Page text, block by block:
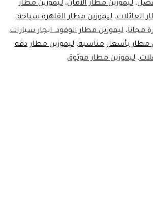
فقط
|
احجز
، ليموزين مطار الأمان، ليموزين مطار
العائلات، ليموزين مطار القاهرة سياحة،
مجانا، ليموزين مطار الوفود. ايجار سيارات
مطار بأسعار مناسبة،ليموزين مطار دقه
، ليموزين مطار موثوق